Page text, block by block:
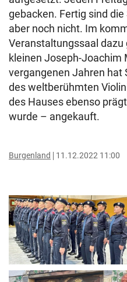
gebacken. Fertig sind
aber noch nicht. Im
Veranstaltungssaal
kleinen Joseph-Joachim
vergangenen Jahren hat
des weltberühmten
des Hauses ebenso
wurde – angekauft.
Burgenland 11.12.2022 11:00